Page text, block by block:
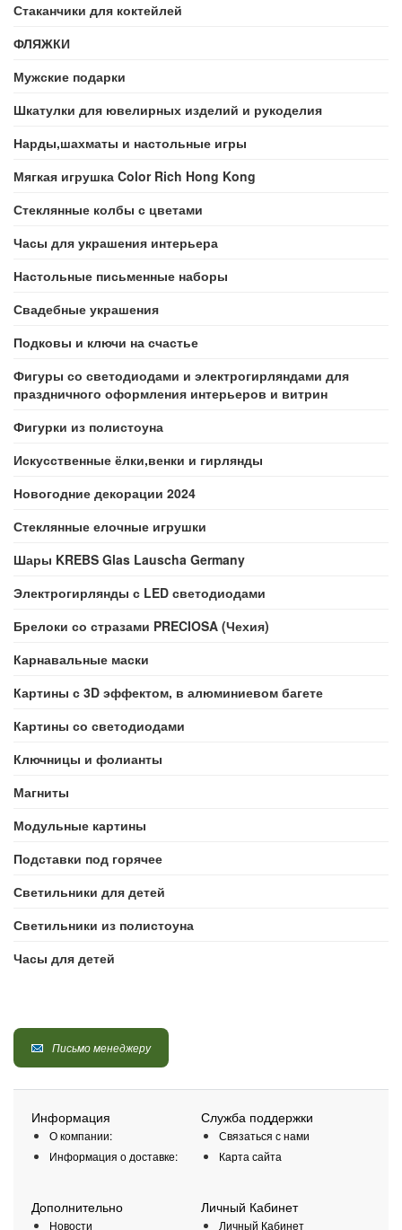
Стаканчики для коктейлей
ФЛЯЖКИ
Мужские подарки
Шкатулки для ювелирных изделий и рукоделия
Нарды,шахматы и настольные игры
Мягкая игрушка Color Rich Hong Kong
Стеклянные колбы с цветами
Часы для украшения интерьера
Настольные письменные наборы
Свадебные украшения
Подковы и ключи на счастье
Фигуры со светодиодами и электрогирляндами для
праздничного оформления интерьеров и витрин
Фигурки из полистоуна
Искусственные ёлки,венки и гирлянды
Новогодние декорации 2024
Стеклянные елочные игрушки
Шары KREBS Glas Lauscha Germany
Электрогирлянды с LED светодиодами
Брелоки со стразами PRECIOSA (Чехия)
Карнавальные маски
Картины с 3D эффектом, в алюминиевом багете
Картины со светодиодами
Ключницы и фолианты
Магниты
Модульные картины
Подставки под горячее
Светильники для детей
Светильники из полистоуна
Часы для детей
Письмо менеджеру
Информация
О компании:
Информация о доставке:
Служба поддержки
Связаться с нами
Карта сайта
Дополнительно
Новости
Личный Кабинет
Личный Кабинет